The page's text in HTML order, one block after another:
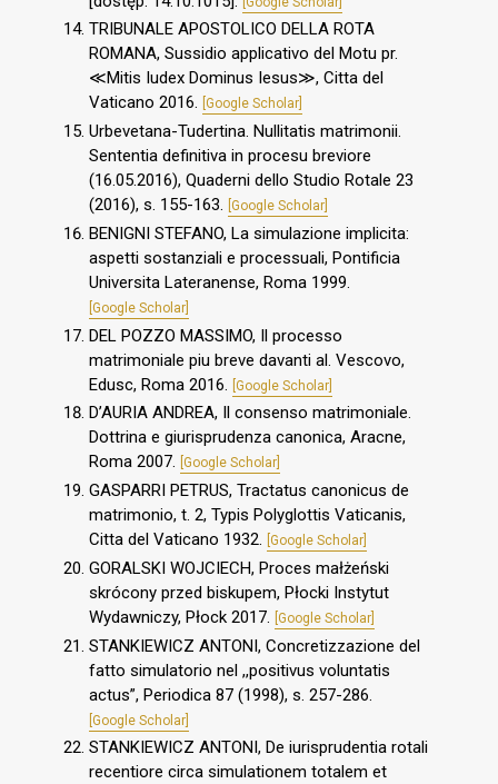
TRIBUNALE APOSTOLICO DELLA ROTA
ROMANA, Sussidio applicativo del Motu pr.
≪Mitis Iudex Dominus Iesus≫, Citta del
Vaticano 2016. [Google Scholar]
Urbevetana-Tudertina. Nullitatis matrimonii.
Sententia definitiva in procesu breviore
(16.05.2016), Quaderni dello Studio Rotale 23
(2016), s. 155-163. [Google Scholar]
BENIGNI STEFANO, La simulazione implicita:
aspetti sostanziali e processuali, Pontificia
Universita Lateranense, Roma 1999.
[Google Scholar]
DEL POZZO MASSIMO, Il processo
matrimoniale piu breve davanti al. Vescovo,
Edusc, Roma 2016.
[Google Scholar]
D’AURIA ANDREA, Il consenso matrimoniale.
Dottrina e giurisprudenza canonica, Aracne,
Roma 2007. [Google Scholar]
GASPARRI PETRUS, Tractatus canonicus de
matrimonio, t. 2, Typis Polyglottis Vaticanis,
Citta del Vaticano 1932. [Google Scholar]
GORALSKI WOJCIECH, Proces małżeński
skrócony przed biskupem, Płocki Instytut
Wydawniczy, Płock 2017. [Google Scholar]
STANKIEWICZ ANTONI, Concretizzazione del
fatto simulatorio nel ,,positivus voluntatis
actus”, Periodica 87 (1998), s. 257-286.
[Google Scholar]
STANKIEWICZ ANTONI, De iurisprudentia rotali
recentiore circa simulationem totalem et